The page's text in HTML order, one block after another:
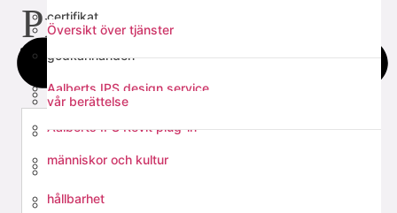
certifikat
godkännanden
EPD
tekniska manualer
Översikt över tjänster
Aalberts IPS design service
Aalberts IPS Revit plug-in
verktyg för dimensionering av injusteringsventiler
verktygsval
vår berättelse
människor och kultur
hållbarhet
Provtagningsventil